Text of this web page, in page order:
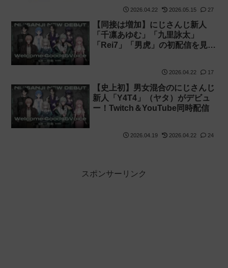
2026.04.22 2026.05.15 27
【同接は増加】にじさんじ新人
「千凛あゆむ」「九里詠太」
「Rei7」「男虎」の初配信を見た
2026.04.22 17
【史上初】男女混合のにじさんじ
新人「Y4T4」（ヤタ）がデビュ
ー！Twitch＆YouTube同時配信
2026.04.19 2026.04.22 24
スポンサーリンク